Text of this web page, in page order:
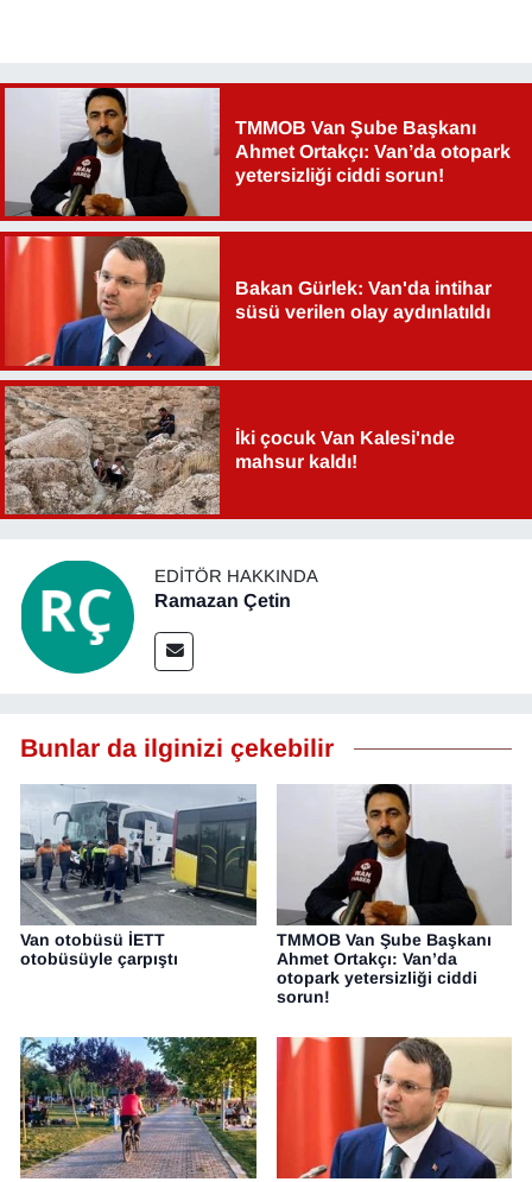
TMMOB Van Şube Başkanı
Ahmet Ortakçı: Van’da otopark
yetersizliği ciddi sorun!
Bakan Gürlek: Van'da intihar
süsü verilen olay aydınlatıldı
İki çocuk Van Kalesi'nde
mahsur kaldı!
EDITÖR HAKKINDA
Ramazan Çetin
Bunlar da ilginizi çekebilir
Van otobüsü İETT
otobüsüyle çarpıştı
TMMOB Van Şube Başkanı
Ahmet Ortakçı: Van’da
otopark yetersizliği ciddi
sorun!